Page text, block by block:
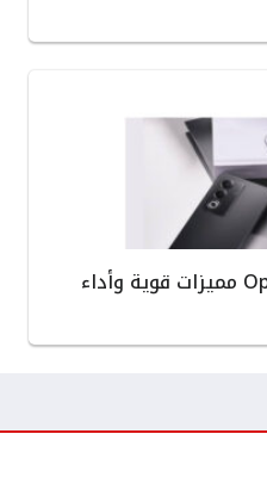
مراجعة هاتف Oppo A3 Pro مميزات قوية وأداء